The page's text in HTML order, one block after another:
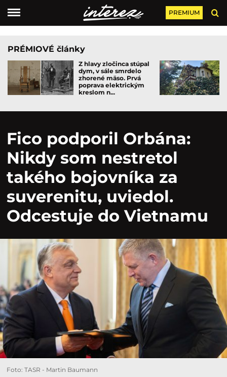
PREMIUM
PRÉMIOVÉ články
Z hlavy zločinca stúpal
dym, v sále smrdelo
zhorené mäso. Prvá
poprava elektrickým
kreslom n...
Fico podporil Orbána:
Nikdy som nestretol
takého bojovníka za
suverenitu, uviedol.
Odcestuje do Vietnamu
Foto: TASR - Martin Baumann